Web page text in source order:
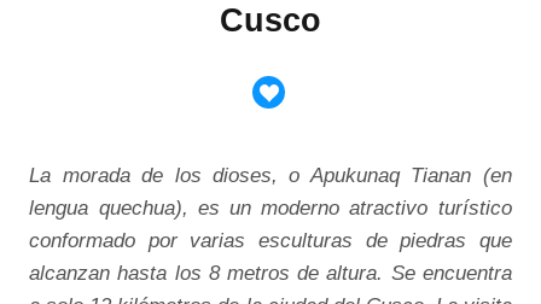
Cusco
La morada de los dioses, oApukunaq Tianan (en
lengua quechua), es un moderno atractivo turístico
conformado por varias esculturas de piedras que
alcanzan hasta los 8 metros de altura. Se encuentra